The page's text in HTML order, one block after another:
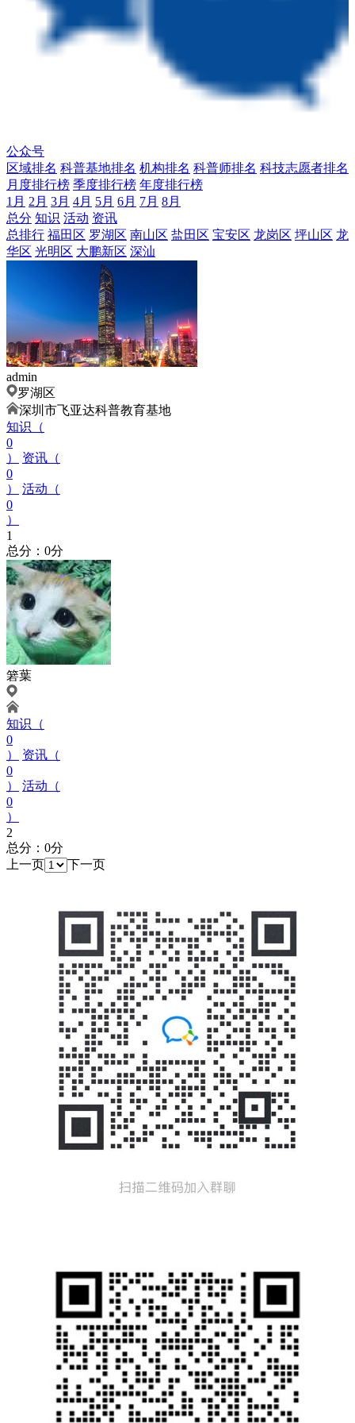
公众号
区域排名 科普基地排名 机构排名 科普师排名 科技志愿者排名
月度排行榜 季度排行榜 年度排行榜
1月 2月 3月 4月 5月 6月 7月 8月
总分 知识 活动 资讯
总排行 福田区 罗湖区 南山区 盐田区 宝安区 龙岗区 坪山区 龙
华区 光明区 大鹏新区 深汕
admin
罗湖区
深圳市飞亚达科普教育基地
知识（
0
）
资讯（
0
）
活动（
0
）
1
总分：0分
箬葉
知识（
0
）
资讯（
0
）
活动（
0
）
2
总分：0分
上一页
下一页